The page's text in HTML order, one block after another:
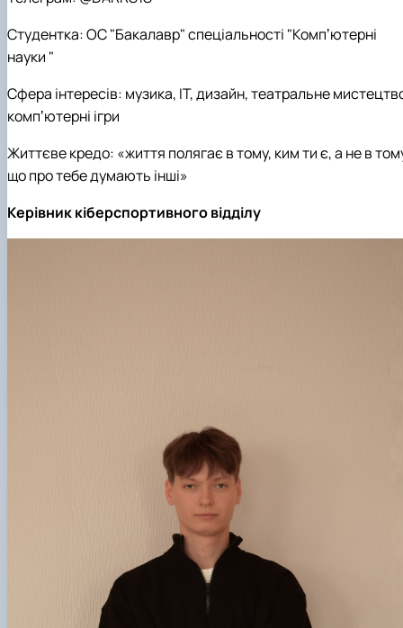
Студентка: ОС "Бакалавр" спеціальності "Компʼютерні
науки "
Сфера інтересів: музика, IT, дизайн, театральне
компʼютерні ігри
Життєве кредо: «життя полягає в тому, ким ти є, а не в
що про тебе думають інші»
Керівник кіберспортивного відділу